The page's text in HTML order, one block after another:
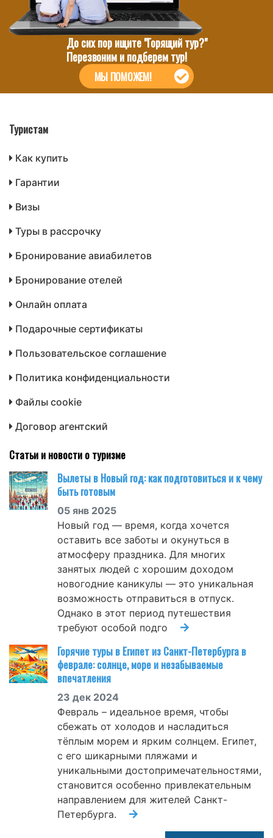
До сих пор ищите "Горящий тур?"
Перезвоним и подберем тур!
МЫ ПОМОЖЕМ!
Туристам
Как купить
Гарантии
Визы
Туры в рассрочку
Бронирование авиабилетов
Бронирование отелей
Онлайн оплата
Подарочные сертификаты
Пользовательское соглашение
Политика конфиденциальности
Файлы cookie
Договор агентский
Статьи и новости о туризме
Вылеты в Новый год: как подготовиться и к чему
быть готовым
05 янв 2025
Новый год — время, когда хочется
оставить все заботы и окунуться в
атмосферу праздника. Для многих
занятых людей с хорошим доходом
новогодние каникулы — это уникальная
возможность отправиться в отпуск.
Однако в этот период путешествия
требуют особой подго
Горячие туры в Египет из Санкт-Петербурга в
феврале: солнце, море и незабываемые
впечатления
23 дек 2024
Февраль – идеальное время, чтобы
сбежать от холодов и насладиться
тёплым морем и ярким солнцем. Египет,
с его шикарными пляжами и
уникальными достопримечательностями,
становится особенно привлекательным
направлением для жителей Санкт-
Петербурга.